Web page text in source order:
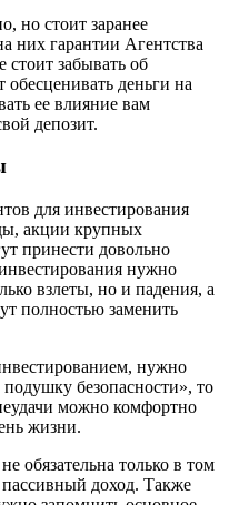
но стоит заранее
них гарантии Агентства
забывать об
деньги на
ее влияние вам
депозит.
для инвестирования
акции крупных
принести довольно
нужно
взлеты, но и падения, а
полностью заменить
нужно
безопасности», то
можно комфортно
жизни.
обязательна только в том
пассивный доход. Также